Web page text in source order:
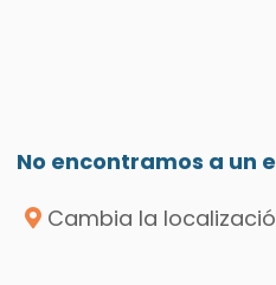
No encontramos a un
Cambia la